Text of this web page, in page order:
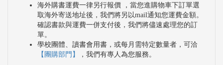
海外購書運費一律另行報價 ，當您進購物車下訂單選
取海外寄送地址後，我們將另以mail通知您運費金額。
確認書款與運費一併支付後，我們將儘速處理您的訂
單。
學校團體、讀書會用書，或每月需特定數量者，可洽
【團購部門】
，我們有專人為您服務。